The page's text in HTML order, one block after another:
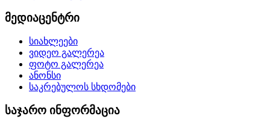
მედიაცენტრი
სიახლეები
ვიდეო გალერეა
ფოტო გალერეა
ანონსი
საკრებულოს სხდომები
საჯარო ინფორმაცია